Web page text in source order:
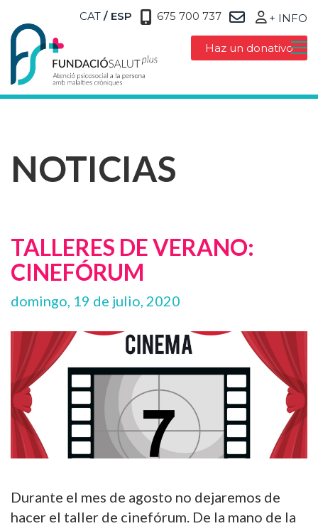
CAT ESP 675 700 737
Haz un donativo
+ INFO
NOTICIAS
TALLERES DE VERANO:
CINEFÓRUM
domingo, 19 de julio, 2020
Durante el mes de agosto no dejaremos de
hacer el taller de cinefórum. De la mano de la